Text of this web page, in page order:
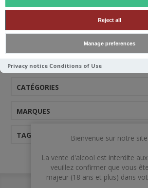
Reject all
Manage preferences
Privacy notice Conditions of Use
ACCUEIL BIÈRES
FRUITÉES
CATÉGORIES
MARQUES
TAGS FRÉQUENTSBienvenue sur notre site
La vente d'alcool est interdite
veuillez confirmer que vous
majeur (18 ans et plus) dans